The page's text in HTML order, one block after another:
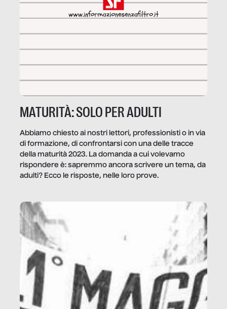
MATURITÀ: SOLO PER ADULTI
Abbiamo chiesto ai nostri lettori, professionisti o in via
di formazione, di confrontarsi con una delle tracce
della maturità 2023. La domanda a cui volevamo
rispondere è: sapremmo ancora scrivere un tema, da
adulti? Ecco le risposte, nelle loro prove.